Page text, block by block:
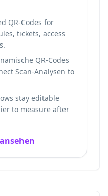
QR-Codes for
tickets, access
QR-Codes
Scan-Analysen to
stay editable
to measure after